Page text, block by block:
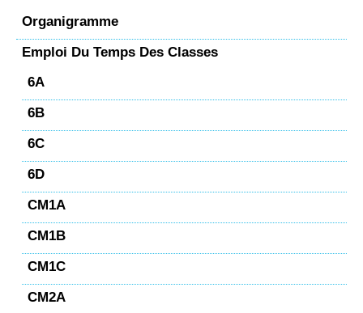
Organigramme
Emploi Du Temps Des Classes
6A
6B
6C
6D
CM1A
CM1B
CM1C
CM2A